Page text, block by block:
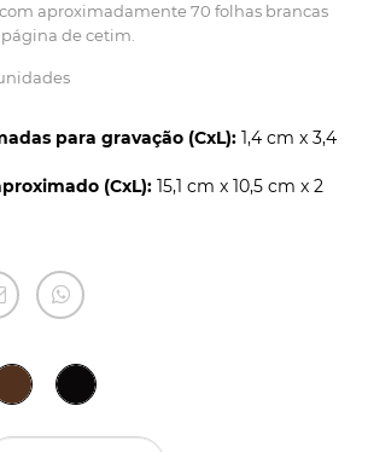
aproximadamente 70 folhas brancas
de cetim.
para gravação (CxL): 1,4 cm x 3,4
(CxL): 15,1 cm x 10,5 cm x 2